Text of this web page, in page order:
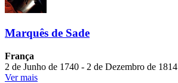
Marquês de Sade
França
2 de Junho de 1740 - 2 de Dezembro de 1814
Ver mais